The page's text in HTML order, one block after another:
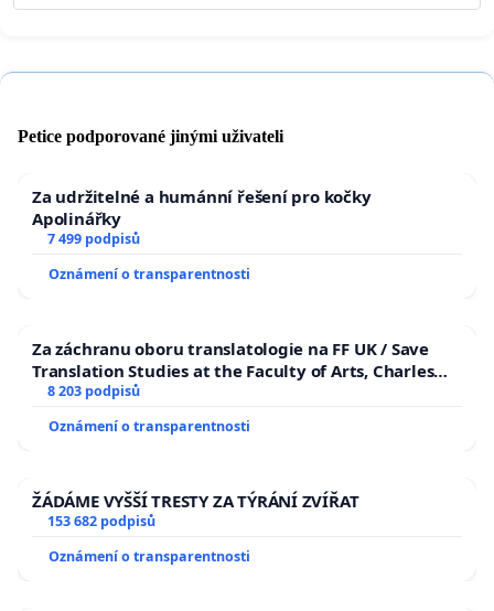
Petice podporované jinými uživateli
Za udržitelné a humánní řešení pro kočky
Apolinářky
7 499 podpisů
Oznámení o transparentnosti
Za záchranu oboru translatologie na FF UK / Save
Translation Studies at the Faculty of Arts, Charles
University
8 203 podpisů
Oznámení o transparentnosti
ŽÁDÁME VYŠŠÍ TRESTY ZA TÝRÁNÍ ZVÍŘAT
153 682 podpisů
Oznámení o transparentnosti